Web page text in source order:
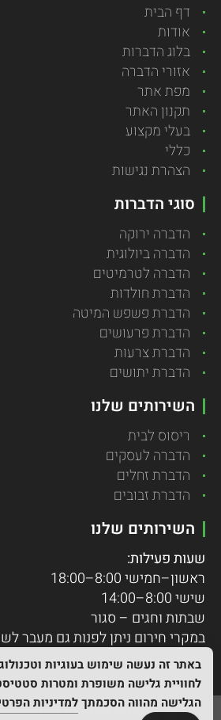
דף הבית
אודות
בלוג הדברות
אזורי הדברה
מפת אתר
תקנון האתר
בעלי מקצוע
כללי
הצהרת נגישות
סוגי הדברות
הדברה ירוקה
הדברה ביולוגית
הדברה לטרמיטים
הדברת חולדות
הדברת פשפש המיטה
הדברת פרעושים
הדברת צרעות
הדברת יתושים
השירותים שלנו
ריסוס לבית
הדברה לעסקים
הדברת זחלים
הדברת זבובים
השירותים שלנו
שעות פעילות:
ראשון–חמישי 8:00–18:00
שישי 8:00–14:00
שבתות וחגים – סגור
במקרי חירום ניתן לפנות גם מעבר
כל הזכויות שמורות להדברות
באתר זה נעשה שימוש בעוגיות
לחוויית גלישה משופרת ומטרות
הגלישה מהווה הסכמתךלמדיניות